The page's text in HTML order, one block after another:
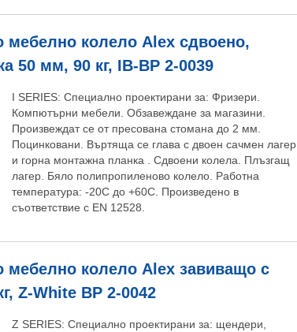
мебелно колело Alex сдвоено,
50 мм, 90 кг, IB-BP 2-0039
I SERIES: Специално проектирани за: Фризери.
Компютърни мебели. Обзавеждане за магазини.
Произвеждат се от пресована стомана до 2 мм.
Поцинковани. Въртяща се глава с двоен сачмен лагер
и горна монтажна планка . Сдвоени колела. Плъзгащ
лагер. Бяло полипропиленово колело. Работна
температура: -20С до +60C. Произведено в
съответствие с EN 12528.
мебелно колело Alex завиващо с
Z-White BP 2-0042
Z SERIES: Специално проектирани за: щендери,